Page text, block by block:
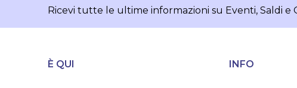
Ricevi tutte le ultime informazioni su Eventi, Saldi e
È QUI INFO